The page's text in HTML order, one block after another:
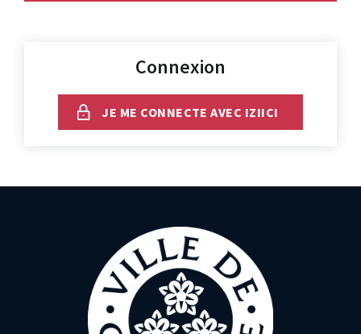
Connexion
JE ME CONNECTE AVEC IZIICI